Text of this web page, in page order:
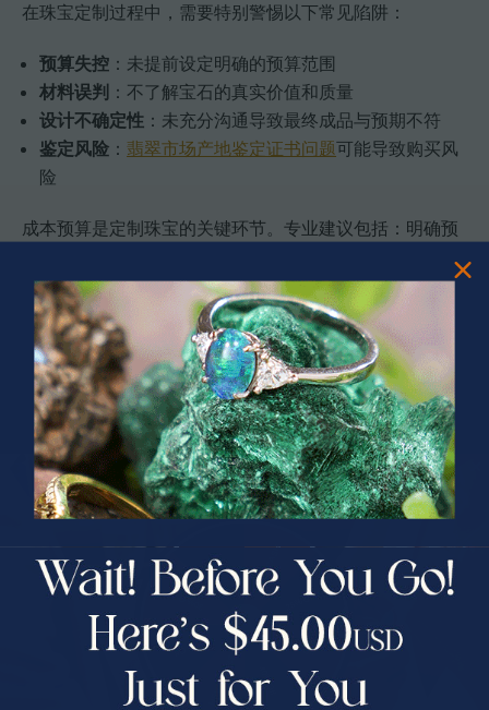
在珠宝定制过程中，需要特别警惕以下常见陷阱：
预算失控 ：未提前设定明确的预算范围
材料误判 ：不了解宝石的真实价值和质量
设计不确定性 ：未充分沟通导致最终成品与预期不符
鉴定风险 ：翡翠市场产地鉴定证书问题可能导致购买风
险
成本预算是定制珠宝的关键环节。专业建议包括：明确预
算上限、分阶段确认设计细节、预留10-15%的意外开支。
对于追求独特性的客户来说，提前进行全面沟通、详细评
估和风险管理，是确保满意度的关键。一件成功的定制珠
宝不仅仅依赖于价格，更在于对细节的精准把控和情感的
深度表达。
PRIZES OF UNSPEAKABLE VALUE!
SPIN TO WIN
$75.00 CASH
25% Off
30% Off
40% Off
$75.00 CASH
25% Off
30% Off
40% Off